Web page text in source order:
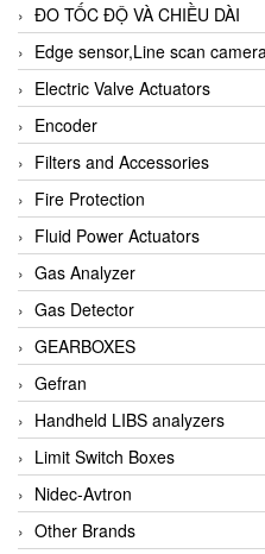
ĐO TỐC ĐỘ VÀ CHIỀU DÀI
Edge sensor,Line scan
Electric Valve Actuators
Encoder
Filters and Accessories
Fire Protection
Fluid Power Actuators
Gas Analyzer
Gas Detector
GEARBOXES
Gefran
Handheld LIBS analyzers
Limit Switch Boxes
Nidec-Avtron
Other Brands